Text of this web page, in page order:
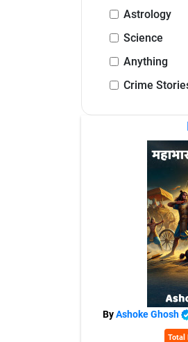
Astrology
Science
Anything
Crime
ByAshoke Ghosh
Total